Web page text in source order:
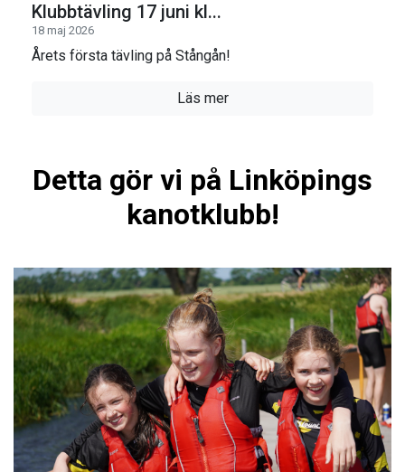
Klubbtävling 17 juni kl...
18 maj 2026
Årets första tävling på Stångån!
Läs mer
Detta gör vi på Linköpings
kanotklubb!